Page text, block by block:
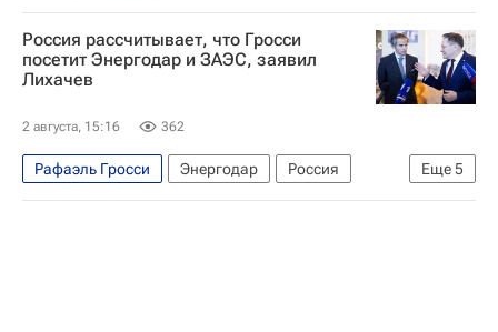
Днепр (река)
Энергодар
Василий Небензя
МАГАТЭ
Запорожская АЭС
Россия рассчитывает, что Гросси
посетит Энергодар и ЗАЭС, заявил
Лихачев
2 августа, 15:16 362
Еще5
Рафаэль Гросси Энергодар
Россия
Калининград
Алексей Лихачев
МАГАТЭ